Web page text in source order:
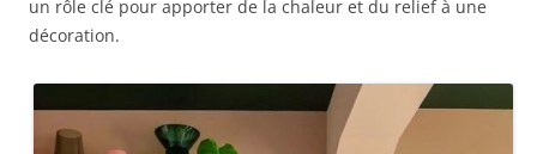
un rôle clé pour apporter de la chaleur et du relief à une
décoration.